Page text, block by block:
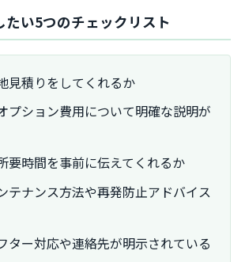
たい5つのチェックリスト
見積りをしてくれるか
プション費用について明確な説明が
要時間を事前に伝えてくれるか
テナンス方法や再発防止アドバイス
ター対応や連絡先が明示されている